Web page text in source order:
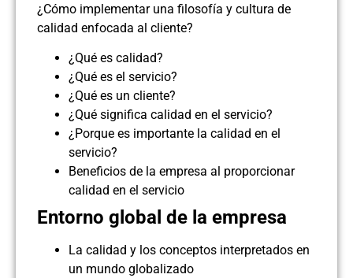
¿Cómo implementar una filosofía y cultura de
calidad enfocada al cliente?
¿Qué es calidad?
¿Qué es el servicio?
¿Qué es un cliente?
¿Qué significa calidad en el servicio?
¿Porque es importante la calidad en el
servicio?
Beneficios de la empresa al proporcionar
calidad en el servicio
Entorno global de la empresa
La calidad y los conceptos interpretados en
un mundo globalizado